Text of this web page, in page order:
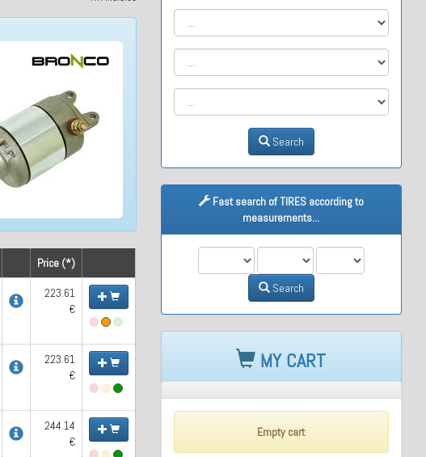
Price (*)
223.61
€
223.61
€
244.14
€
Search
Fast search of TIRES according to
measurements...
M1 M2 M3
Search
MY CART
Empty cart